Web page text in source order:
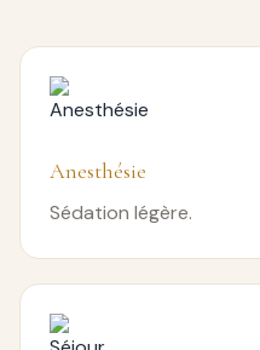
Anesthésie
Sédation légère.